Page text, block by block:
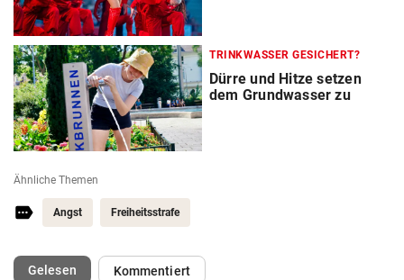
TRINKWASSER GESICHERT?
Dürre und Hitze setzen
dem Grundwasser zu
Ähnliche Themen
Angst Freiheitsstrafe
Gelesen(ausgewählt)Kommentiert